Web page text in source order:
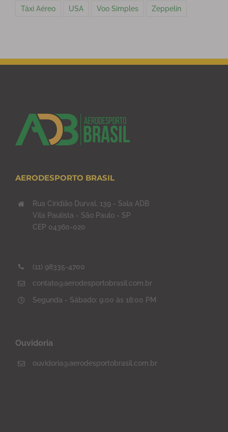
Táxi Aéreo USA Voo Simples Zeppelin
AERODESPORTO BRASIL
Rua Ciridião Durval, 139 - Sala ADB
Vila Paulista - São Paulo - SP
CEP 04360-020
(11) 98335-4700
contato@aerodesportobrasil.com.br
Segunda - Sábado: 9:00 às 18:00 PM
Ouvidoria
ouvidoria@aerodesportobrasil.com.br